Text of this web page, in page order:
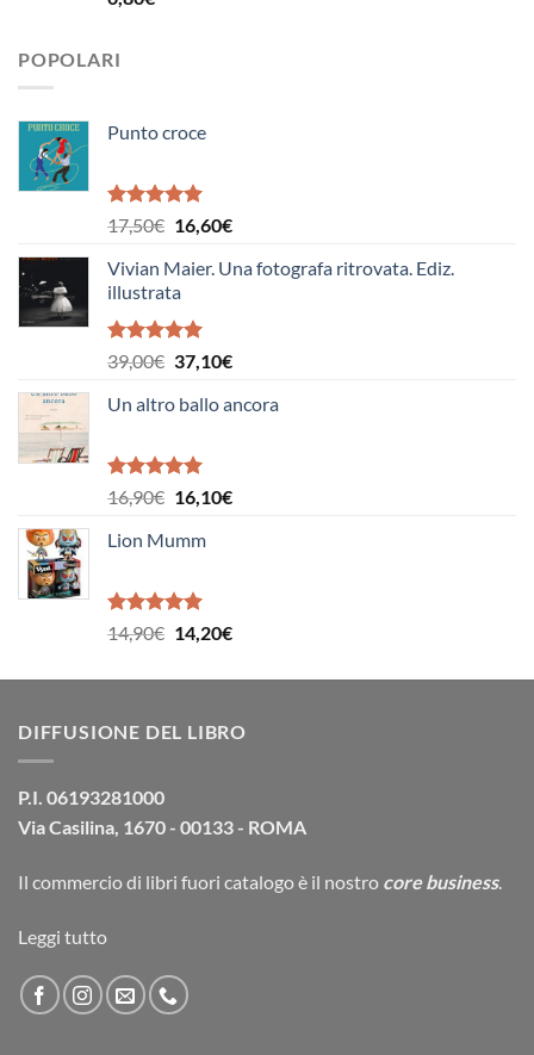
POPOLARI
Punto croce
Valutato
5.00
17,50€ Il
originale
era:
17,50€.
16,60€Il
attuale
Vivian Maier. Una fotografa ritrovata. Ediz.
illustrata
Valutato
5.00
39,00€ Il
originale
39,00€.
37,10€Il
attuale
Un altro ballo ancora
Valutato
5.00
16,90€ Il
originale
16,90€.
16,10€Il
Lion Mumm
Valutato
5.00
14,90€ Il
originale
14,90€.
14,20€Il
attuale
14,20€.
DIFFUSIONE DEL LIBRO
P.I. 06193281000
Via Casilina, 1670 - 00133 - ROMA
Il commercio di libri fuori catalogoè il nostro core business.
Leggi tutto